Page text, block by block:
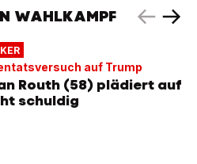
WAHLKAMPF
auf Trump
Routh (58) plädiert auf
schuldig